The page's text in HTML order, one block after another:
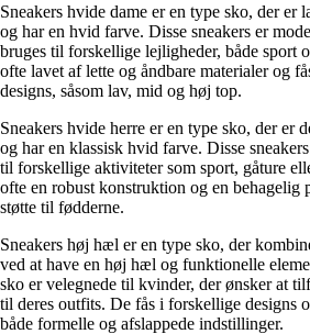
Sneakers hvide dame er en type sko, der
og har en hvid farve. Disse sneakers er
bruges til forskellige lejligheder, både sport
ofte lavet af lette og åndbare materialer og
designs, såsom lav, mid og høj top.
Sneakers hvide herre er en type sko, der er
og har en klassisk hvid farve. Disse
til forskellige aktiviteter som sport, gåture
ofte en robust konstruktion og en behagelig
støtte til fødderne.
Sneakers høj hæl er en type sko, der
ved at have en høj hæl og funktionelle
sko er velegnede til kvinder, der ønsker at
til deres outfits. De fås i forskellige designs
både formelle og afslappede indstillinger.